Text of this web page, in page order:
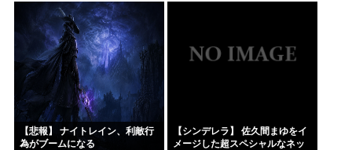
ない！」
【悲報】 ナイトレイン、利敵行
為がブームになる
【シンデレラ】 佐久間まゆをイ
メージした超スペシャルなネッ